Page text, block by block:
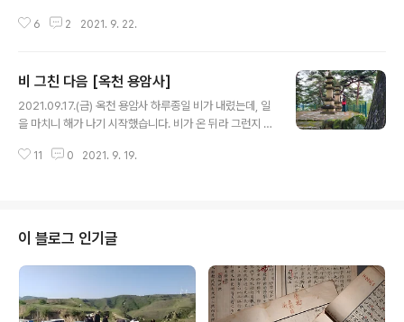
다. 어마어마한 크기의 곰 작품이 쿠와와왕! 설치되어 있습
보이는 대나무로 만든 쉘터! 들어가 보고 싶습니다. 숲속에
설치되어 있는 작품을 보면서 산책하는데, 저희는 약 1시간
정도 걸린 것 같습니다. 날씨도 좋아 덥지 않고, 산책하기
등 준비해서 가시면 좋을 듯 합니다. (매표소에서 기피제를
6 2 2021. 9. 22.
비 그친 다음 [옥천 용암사]
2021.09.17.(금) 옥천 용암사 하루종일 비가 내렸는데, 일
을 마치니 해가 나기 시작했습니다. 비가 온 뒤라 그런지 구
저 위로 커다란 바위 하나 보이시나요? 저 바위 면에 여래
과 저 멀리 산까지 훤히 다 보입니다. 마치 옥천 시내를 내
려다보며 살피는 것 같습니다. 용암사가 유명한 이유중 하
나는 아무래도 이 쌍 석탑때문이 아닐까 합니다. 옥천 용암
사 동·서 삼층석탑으로 고려시대 석탑이고, 보물로 지정되
었습니다. 며칠전 국립경주박물관에서 그리고 국립공주박
11 0 2021. 9. 19.
이 블로그 인기글